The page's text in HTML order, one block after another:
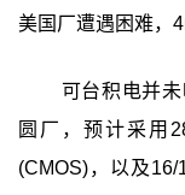
美国厂遭遇困难，
可台积电并
圆厂，预计采用
(CMOS)，以及